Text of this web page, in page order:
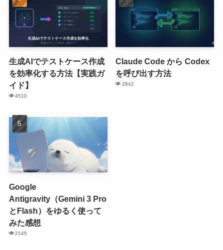
生成AIでテストケース作成
を効率化する方法【実践ガ
イド】
4510
Claude Code から Codex
を呼び出す方法
2842
Google
Antigravity（Gemini 3 Pro
とFlash）をゆるく使って
みた感想
2145